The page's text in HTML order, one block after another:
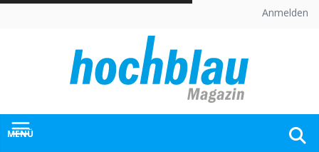
Skip
Anmelden
MENÜ